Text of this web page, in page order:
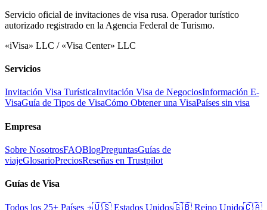
Servicio oficial de invitaciones de visa rusa. Operador turístico
autorizado registrado en la Agencia Federal de Turismo.
«iVisa» LLC / «Visa Center» LLC
Servicios
Invitación Visa TurísticaInvitación Visa de NegociosInformación E-
VisaGuía de Tipos de VisaCómo Obtener una VisaPaíses sin visa
Empresa
Sobre NosotrosFAQBlogPreguntasGuías de
viajeGlosarioPreciosReseñas en Trustpilot
Guías de Visa
Todos los 25+ Países 🇺🇸 Estados Unidos🇬🇧 Reino Unido🇨🇦